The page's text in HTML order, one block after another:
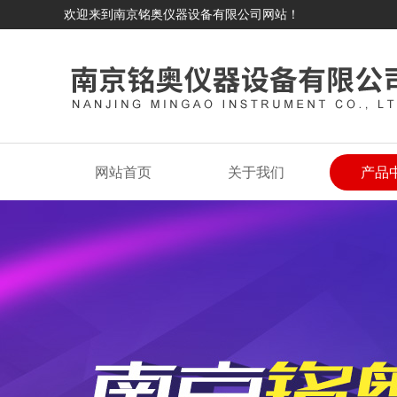
欢迎来到南京铭奥仪器设备有限公司网站！
网站首页 关于我们 产品